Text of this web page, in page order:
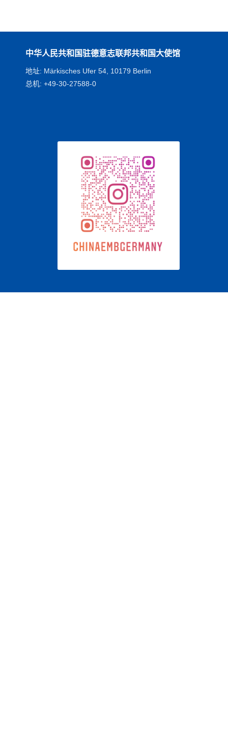
中华人民共和国驻德意志联邦共和国大使馆
地址: Märkisches Ufer 54, 10179 Berlin
总机: +49-30-27588-0